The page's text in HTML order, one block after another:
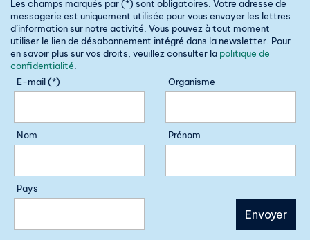
Les champs marqués par (*) sont obligatoires. Votre adresse de
messagerie est uniquement utilisée pour vous envoyer les lettres
d’information sur notre activité. Vous pouvez à tout moment
utiliser le lien de désabonnement intégré dans la newsletter. Pour
en savoir plus sur vos droits, veuillez consulter la politique de
confidentialité
E-mail (*)
Organisme
Nom Prénom
Pays